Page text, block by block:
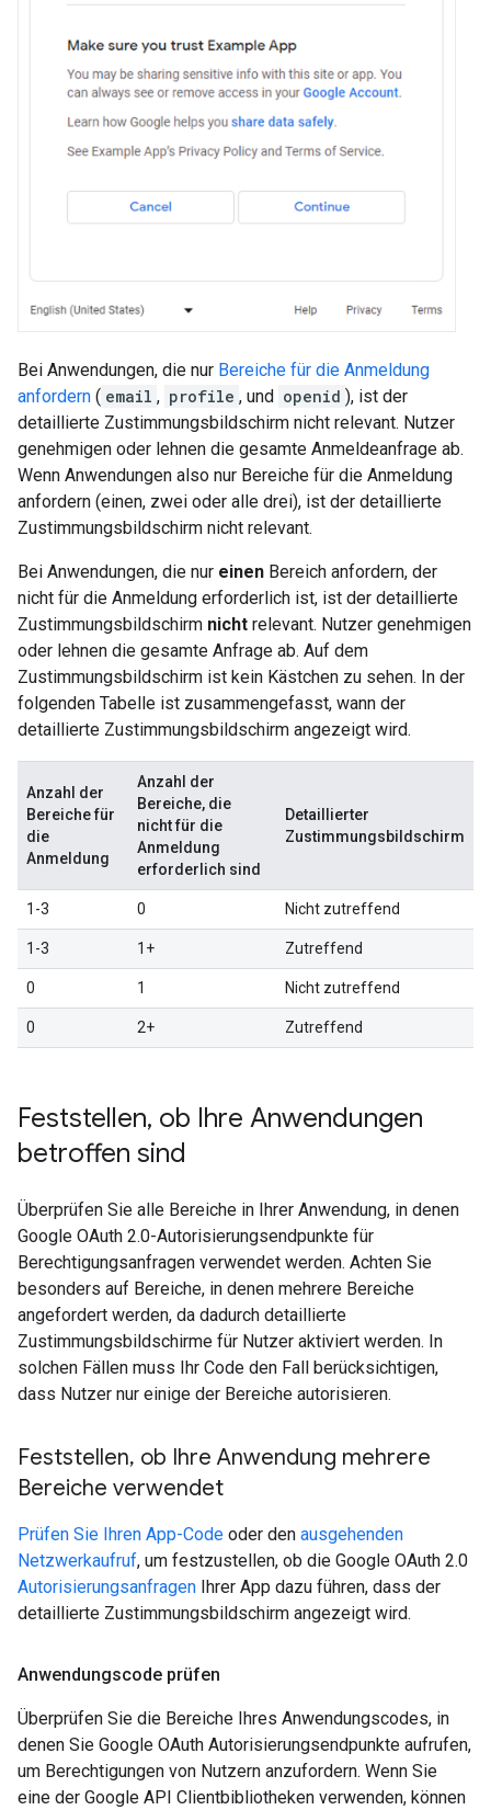
Bei Anwendungen, die nur Bereiche für die Anmeldung
anfordern ( email , profile , und openid ), ist der
detaillierte Zustimmungsbildschirm nicht relevant. Nutzer
genehmigen oder lehnen die gesamte Anmeldeanfrage ab.
Wenn Anwendungen also nur Bereiche für die Anmeldung
anfordern (einen, zwei oder alle drei), ist der detaillierte
Zustimmungsbildschirm nicht relevant.
Bei Anwendungen, die nur einen Bereich anfordern, der
nicht für die Anmeldung erforderlich ist, ist der detaillierte
Zustimmungsbildschirm nicht relevant. Nutzer genehmigen
oder lehnen die gesamte Anfrage ab. Auf dem
Zustimmungsbildschirm ist kein Kästchen zu sehen. In der
folgenden Tabelle ist zusammengefasst, wann der
detaillierte Zustimmungsbildschirm angezeigt wird.
Anzahl der
Bereiche für
die
Anmeldung
Anzahl der
Bereiche, die
nicht für die
Anmeldung
erforderlich sind
Detaillierter
Zustimmungsbildschirm
1-3 0 Nicht zutreffend
1-3 1+ Zutreffend
0 1 Nicht zutreffend
0 2+ Zutreffend
Feststellen, ob Ihre Anwendungen
betroffen sind
Überprüfen Sie alle Bereiche in Ihrer Anwendung, in denen
Google OAuth 2.0-Autorisierungsendpunkte für
Berechtigungsanfragen verwendet werden. Achten Sie
besonders auf Bereiche, in denen mehrere Bereiche
angefordert werden, da dadurch detaillierte
Zustimmungsbildschirme für Nutzer aktiviert werden. In
solchen Fällen muss Ihr Code den Fall berücksichtigen,
dass Nutzer nur einige der Bereiche autorisieren.
Feststellen, ob Ihre Anwendung mehrere
Bereiche verwendet
Prüfen Sie Ihren App-Code oder den ausgehenden
Netzwerkaufruf, um festzustellen, ob die Google OAuth 2.0
Autorisierungsanfragen Ihrer App dazu führen, dass der
detaillierte Zustimmungsbildschirm angezeigt wird.
Anwendungscode prüfen
Überprüfen Sie die Bereiche Ihres Anwendungscodes, in
denen Sie Google OAuth Autorisierungsendpunkte aufrufen,
um Berechtigungen von Nutzern anzufordern. Wenn Sie
eine der Google API Clientbibliotheken verwenden, können